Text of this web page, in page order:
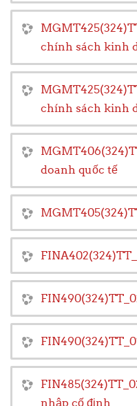
chính sách kinh
chính sách kinh
doanh quốc tế
nhập cố định